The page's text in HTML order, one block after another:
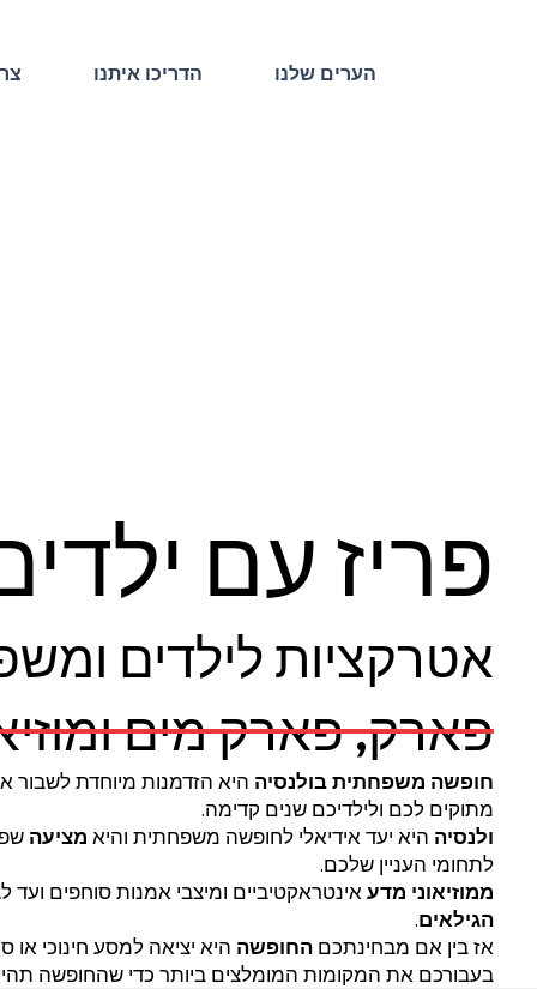
הערים שלנו הדריכו איתנו
פריז עם
אטרקציות לילדים
פארק, פארק מים
חופשה משפחתית בולנסיה היא הזדמנות מיוחדת לשבור
מתוקים לכם ולילדיכם שנים קדימה.
ולנסיה היא יעד אידיאלי לחופשה משפחתית והיא מציעה
לתחומי העניין שלכם.
ממוזיאוני מדעאינטראקטיביים ומיצבי אמנות סוחפים ועד
הגילאים.
אז בין אם מבחינתכם החופשה היא יציאה למסע חינוכי
בעבורכם את המקומות המומלצים ביותר כדי שהחופשה